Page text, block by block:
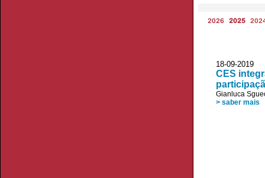
2026 2025
18-09-
CES
Gianluca
> saber mais